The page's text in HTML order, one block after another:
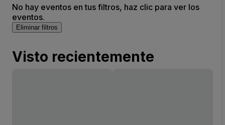
No hay eventos en tus filtros, haz clic para ver los
eventos.
Eliminar filtros
Visto recientemente